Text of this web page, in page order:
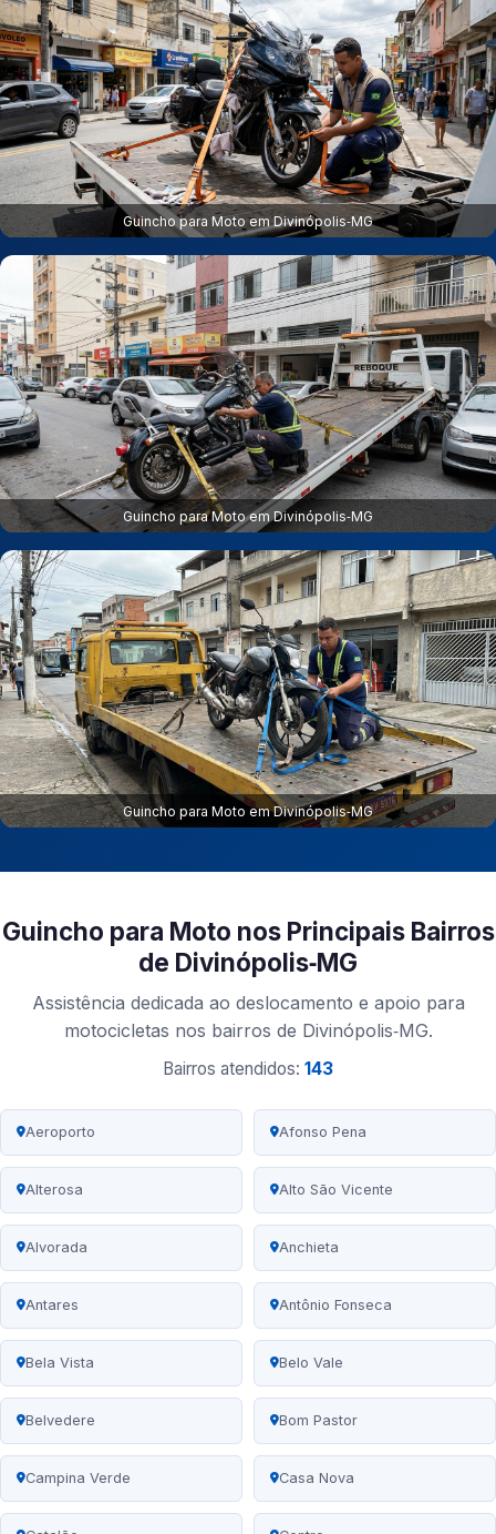
Guincho para Moto em Divinópolis‑MG
Guincho para Moto em Divinópolis‑MG
Guincho para Moto em Divinópolis‑MG
Guincho para Moto nos Principais Bairros
de Divinópolis‑MG
Assistência dedicada ao deslocamento e apoio para
motocicletas nos bairros de Divinópolis‑MG.
Bairros atendidos: 143
Aeroporto Afonso Pena
Alterosa Alto São Vicente
Alvorada Anchieta
Antares Antônio Fonseca
Bela Vista Belo Vale
Belvedere Bom Pastor
Campina Verde Casa Nova